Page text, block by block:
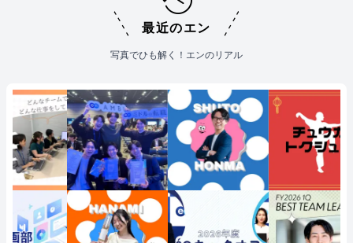
最近のエン
写真でひも解く！エンのリアル